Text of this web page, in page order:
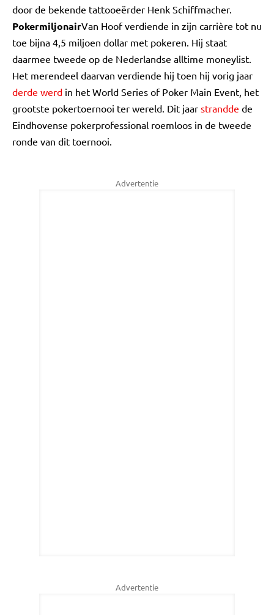
door de bekende tattooeërder Henk Schiffmacher.
PokermiljonairVan Hoof verdiende in zijn carrière tot nu
toe bijna 4,5 miljoen dollar met pokeren. Hij staat
daarmee tweede op de Nederlandse alltime moneylist.
Het merendeel daarvan verdiende hij toen hij vorig jaar
derde werd in het World Series of Poker Main Event, het
grootste pokertoernooi ter wereld. Dit jaar strandde de
Eindhovense pokerprofessional roemloos in de tweede
ronde van dit toernooi.
Advertentie
Advertentie